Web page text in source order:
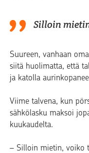
Silloin
Suureen, vanhaan
siitä huolimatta, että
ja katolla
Viime talvena, kun
sähkölasku maksoi
kuukaudelta.
– Silloin mietin, voiko